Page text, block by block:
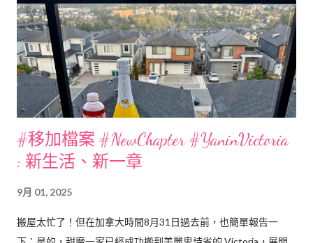
#移加檔案 #NewChapter #YaninVictoria
: 新生活、新一章
9月 01, 2025
搬屋太忙了！但在加拿大時間8月31日過去前，也簡單報告一